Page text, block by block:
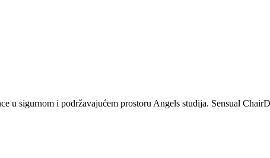
u sigurnom i podržavajućem prostoru Angels studija. Sensual